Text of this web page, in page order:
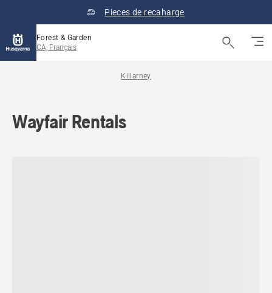
Pieces de recaharge
Forest & Garden
CA, Français
Killarney
Wayfair Rentals